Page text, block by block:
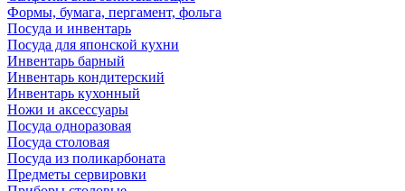
Формы, бумага, пергамент, фольга
Посуда и инвентарь
Посуда для японской кухни
Инвентарь барный
Инвентарь кондитерский
Инвентарь кухонный
Ножи и аксессуары
Посуда одноразовая
Посуда столовая
Посуда из поликарбоната
Предметы сервировки